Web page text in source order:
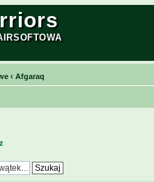
‹ Afgaraq